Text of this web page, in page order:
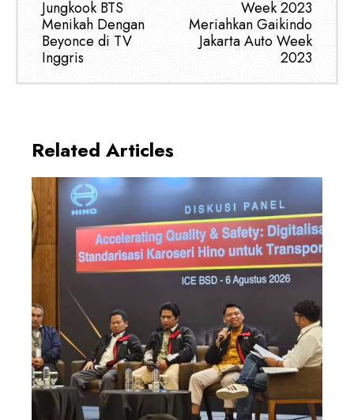
Jungkook BTS
Menikah Dengan
Beyonce di TV
Inggris
Week 2023
Meriahkan Gaikindo
Jakarta Auto Week
2023
Related Articles